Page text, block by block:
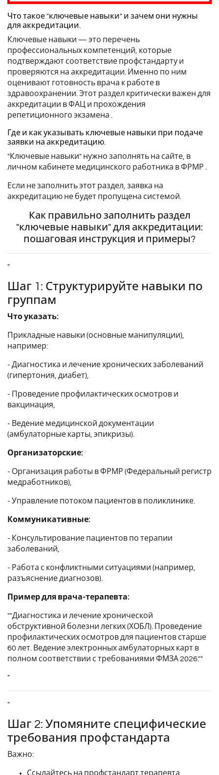
Что такое "ключевые навыки" и зачем они нужны
для аккредитации.
Ключевые навыки — это перечень
профессиональных компетенций, которые
подтверждают соответствие профстандарту и
проверяются на аккредитации. Именно по ним
оценивают готовность врача к работе в
здравоохранении. Этот раздел критически важен для
аккредитации в ФАЦ и прохождения
репетиционного экзамена .
Где и как указывать ключевые навыки при подаче
заявки на аккредитацию.
"Ключевые навыки" нужно заполнять на сайте, в
личном кабинете медицинского работника в ФРМР .
Если не заполнить этот раздел, заявка на
аккредитацию не будет пропущена системой.
Как правильно заполнить раздел
"ключевые навыки" для аккредитации:
пошаговая инструкция и примеры?
"
Шаг 1: Структурируйте навыки по
группам
Что указать:
Прикладные навыки (основные манипуляции),
например:
- Диагностика и лечение хронических заболеваний
(гипертония, диабет),
- Проведение профилактических осмотров и
вакцинация,
- Ведение медицинской документации
(амбулаторные карты, эпикризы).
Организаторские:
- Организация работы в ФРМР (Федеральный регистр
медработников),
- Управление потоком пациентов в поликлинике.
Коммуникативные:
- Консультирование пациентов по терапии
заболеваний,
- Работа с конфликтными ситуациями (например,
разъяснение диагнозов).
Пример для врача-терапевта:
""Диагностика и лечение хронической
обструктивной болезни легких (ХОБЛ). Проведение
профилактических осмотров для пациентов старше
60 лет. Ведение электронных амбулаторных карт в
полном соответствии с требованиями ФМЗА 2026.""
"
"
Шаг 2: Упомяните специфические
требования профстандарта
Важно:
Ссылайтесь на профстандарт терапевта